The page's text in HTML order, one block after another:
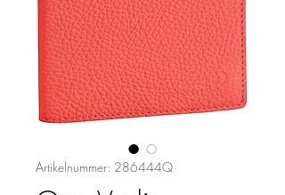
Artikelnummer: 286444Q